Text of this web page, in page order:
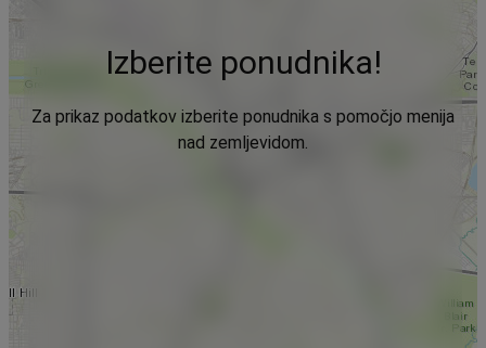
Izberite ponudnika!
Za prikaz podatkov izberite ponudnika s pomočjo menija
nad zemljevidom.